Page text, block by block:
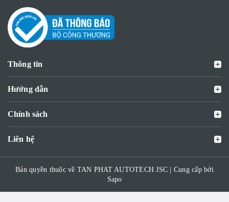
Thông tin
Hướng dẫn
Chính sách
Liên hệ
Bản quyền thuộc về TAN PHAT AUTOTECH JSC | Cung cấp bởi
Sapo